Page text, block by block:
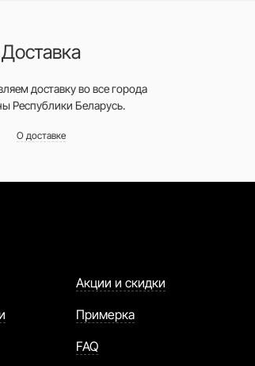
Доставка
доставку во все города
Республики Беларусь.
О доставке
Акции и скидки
Примерка
FAQ